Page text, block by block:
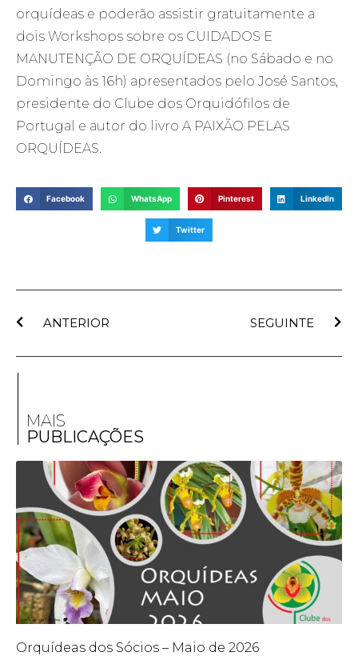
orquídeas e poderão assistir gratuitamente a
dois Workshops sobre os CUIDADOS E
MANUTENÇÃO DE ORQUÍDEAS (no Sábado e no
Domingo às 16h) apresentados pelo José Santos,
presidente do Clube dos Orquidófilos de
Portugal e autor do livro A PAIXÃO PELAS
ORQUÍDEAS.
Facebook WhatsApp Pinterest LinkedIn
Twitter
ANTERIOR SEGUINTE
MAIS
PUBLICAÇÕES
Orquídeas dos Sócios – Maio de 2026